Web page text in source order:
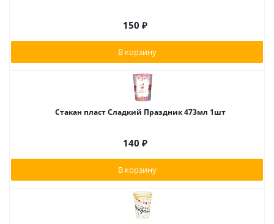
150 ₽
В корзину
Стакан пласт Сладкий Праздник 473мл 1шт
140 ₽
В корзину